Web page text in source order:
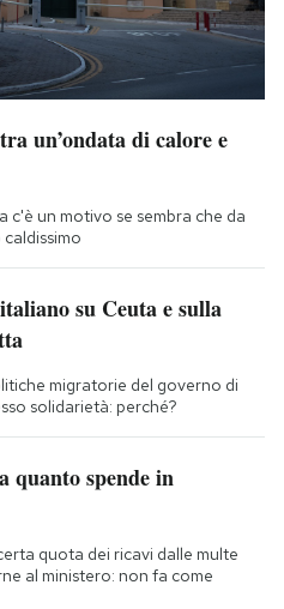
un’ondata di calore e
c'è un motivo se sembra che da
su Ceuta e sulla
migratorie del governo di
solidarietà: perché?
quanto spende in
quota dei ricavi dalle multe
al ministero: non fa come